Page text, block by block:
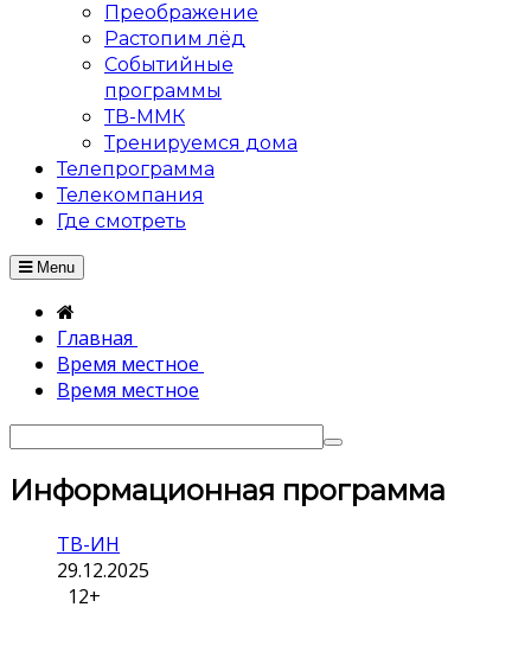
Преображение
Растопим лёд
Событийные
программы
ТВ-ММК
Тренируемся дома
Телепрограмма
Телекомпания
Где смотреть
Menu
Главная
Время местное
Время местное
Информационная программа
ТВ-ИН
29.12.2025
12+